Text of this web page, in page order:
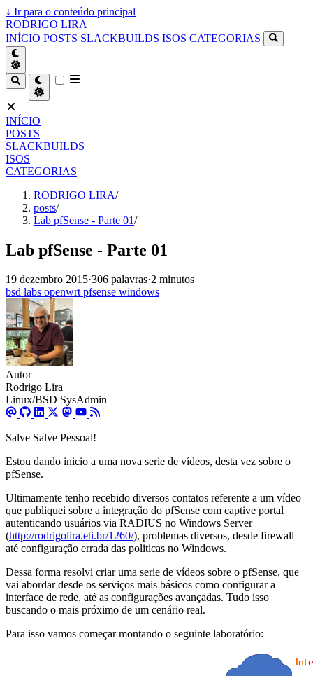
↓ Ir para o conteúdo principal
RODRIGO LIRA
INÍCIO POSTS SLACKBUILDS ISOS CATEGORIAS
INÍCIO
POSTS
SLACKBUILDS
ISOS
CATEGORIAS
RODRIGO LIRA/
posts/
Lab pfSense - Parte 01/
Lab pfSense - Parte 01
19 dezembro 2015·306 palavras·2 minutos
bsd labs openwrtpfsense windows
Autor
Rodrigo Lira
Linux/BSD SysAdmin
Salve Salve Pessoal!
Estou dando inicio a uma nova serie de vídeos, desta vez sobre o
pfSense.
Ultimamente tenho recebido diversos contatos referente a um vídeo
que publiquei sobre a integração do pfSense com captive portal
autenticando usuários via RADIUS no Windows Server
(http://rodrigolira.eti.br/1260/), problemas diversos, desde firewall
até configuração errada das politicas no Windows.
Dessa forma resolvi criar uma serie de vídeos sobre o pfSense, que
vai abordar desde os serviços mais básicos como configurar a
interface de rede, até as configurações avançadas. Tudo isso
buscando o mais próximo de um cenário real.
Para isso vamos começar montando o seguinte laboratório: